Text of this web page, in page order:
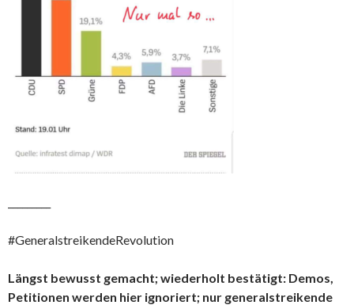
#GeneralstreikendeRevolution
Längst bewusst gemacht; wiederholt bestätigt: Demos,
Petitionen werden hier ignoriert; nur generalstreikende